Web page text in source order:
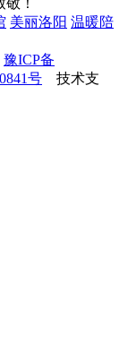
！
美丽洛阳 温暖陪
豫ICP备
号
技术支